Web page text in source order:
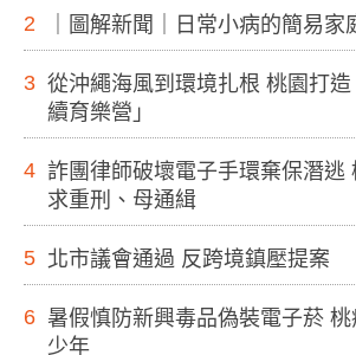
2 ｜圖解新聞｜日常小病的簡易家
3 從沖繩海風到環境扎根 桃園打
續育樂營」
4 詐團律師破壞電子手環棄保潛逃
求重刑、母通緝
5 北市議會通過 反跨境鎮壓提案
6 暑假慎防新興毒品偽裝電子菸
少年